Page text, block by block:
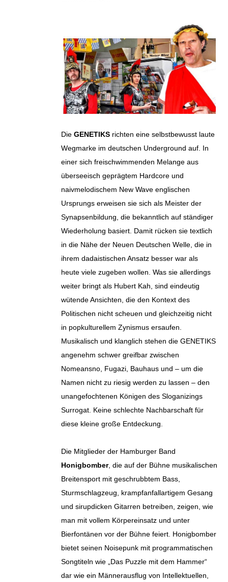
Die GENETIKS richten eine selbstbewusst laute
Wegmarke im deutschen Underground auf. In
einer sich freischwimmenden Melange aus
überseeisch geprägtem Hardcore und
naivmelodischem New Wave englischen
Ursprungs erweisen sie sich als Meister der
Synapsenbildung, die bekanntlich auf ständiger
Wiederholung basiert. Damit rücken sie textlich
in die Nähe der Neuen Deutschen Welle, die in
ihrem dadaistischen Ansatz besser war als
heute viele zugeben wollen. Was sie allerdings
weiter bringt als Hubert Kah, sind eindeutig
wütende Ansichten, die den Kontext des
Politischen nicht scheuen und gleichzeitig nicht
in popkulturellem Zynismus ersaufen.
Musikalisch und klanglich stehen die GENETIKS
angenehm schwer greifbar zwischen
Nomeansno, Fugazi, Bauhaus und – um die
Namen nicht zu riesig werden zu lassen – den
unangefochtenen Königen des Sloganizings
Surrogat. Keine schlechte Nachbarschaft für
diese kleine große Entdeckung.
Die Mitglieder der Hamburger Band
Honigbomber, die auf der Bühne musikalischen
Breitensport mit geschrubbtem Bass,
Sturmschlagzeug, krampfanfallartigem Gesang
und sirupdicken Gitarren betreiben, zeigen, wie
man mit vollem Körpereinsatz und unter
Bierfontänen vor der Bühne feiert. Honigbomber
bietet seinen Noisepunk mit programmatischen
Songtiteln wie „Das Puzzle mit dem Hammer“
dar wie ein Männerausflug von Intellektuellen,